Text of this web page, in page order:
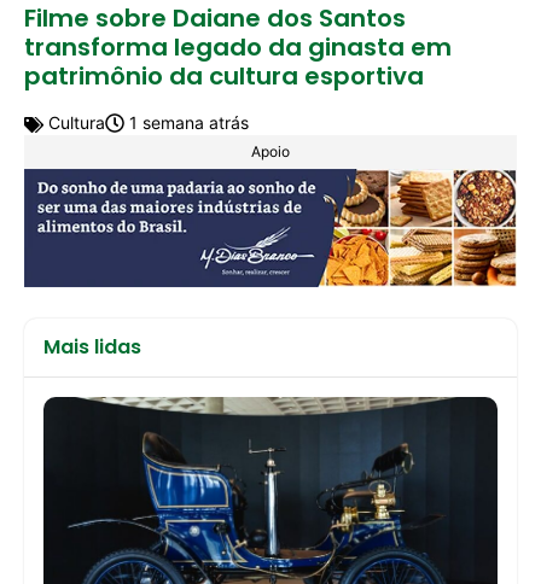
Filme sobre Daiane dos Santos
transforma legado da ginasta em
patrimônio da cultura esportiva
Cultura 1 semana atrás
Apoio
Mais lidas